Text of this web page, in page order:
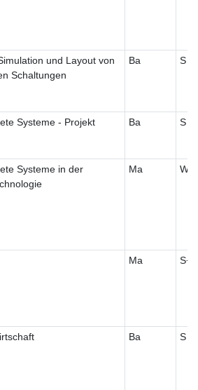
und Layout von
Schaltungen
Ba S
Systeme - Projekt Ba S
Systeme in der
Ma W
Ma
Ba S